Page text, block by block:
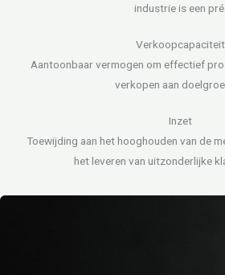
industrie is een pré.
Verkoopcapaciteit
Aantoonbaar vermogen om effectief
verkopen aan
Inzet
Toewijding aan het hooghouden van de
het leveren van uitzonderlijke